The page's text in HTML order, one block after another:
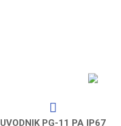
UVODNIK PG-11 PA IP67